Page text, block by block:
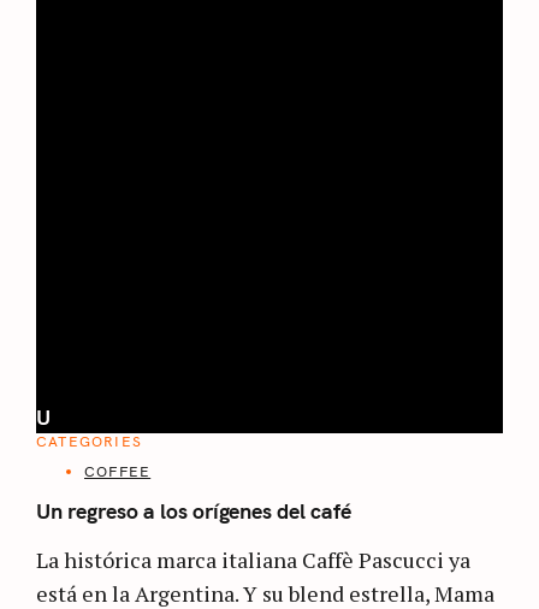
U
CATEGORIES
COFFEE
Un regreso a los orígenes del café
La histórica marca italiana Caffè Pascucci ya
está en la Argentina. Y su blend estrella, Mama